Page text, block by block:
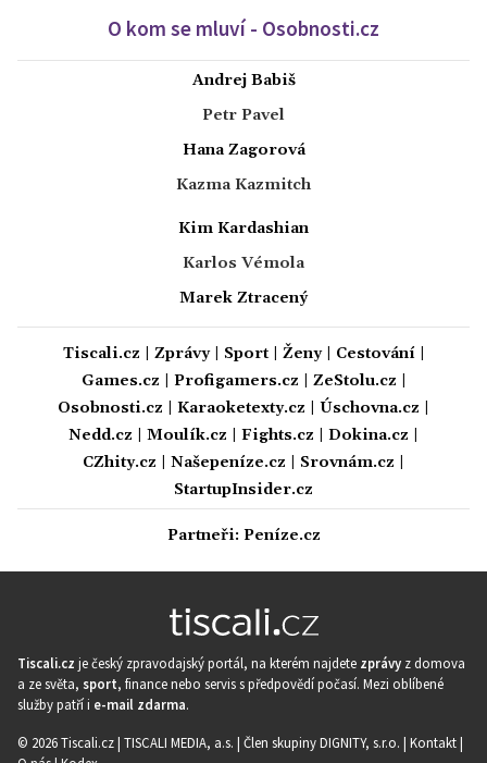
O kom se mluví - Osobnosti.cz
Andrej Babiš
Petr Pavel
Hana Zagorová
Kazma Kazmitch
Kim Kardashian
Karlos Vémola
Marek Ztracený
Tiscali.cz Zprávy| Sport| Ženy| Cestování|
Games.cz
Profigamers.cz ZeStolu.cz
Osobnosti.cz
Karaoketexty.cz Úschovna.cz
Nedd.cz
Moulík.cz Fights.cz Dokina.cz
CZhity.cz
Našepeníze.cz Srovnám.cz
StartupInsider.cz
Partneři: Peníze.cz
Tiscali.cz je český zpravodajský portál, na kterém najdete zprávy z domova
a ze světa, sport, finance nebo servis s předpovědí počasí. Mezi oblíbené
služby patří i e-mail zdarma.
© 2026 Tiscali.cz | TISCALI MEDIA, a.s. | Člen skupiny DIGNITY, s.r.o. | Kontakt|